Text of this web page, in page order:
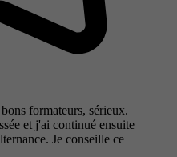
formateurs, sérieux.
et j'ai continué ensuite
Je conseille ce